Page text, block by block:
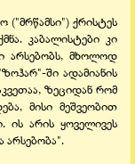
ქრისტეს
კაბალისტები კი
არსებობს, მხოლოდ
ში ადამიანის
ზეციდან რომ
მისი მეშვეობით
ის არის ყოველივეს
არსებობა".